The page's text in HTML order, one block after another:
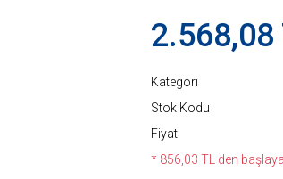
2.568,08
Kategori
Stok Kodu
Fiyat
* 856,03 TL den